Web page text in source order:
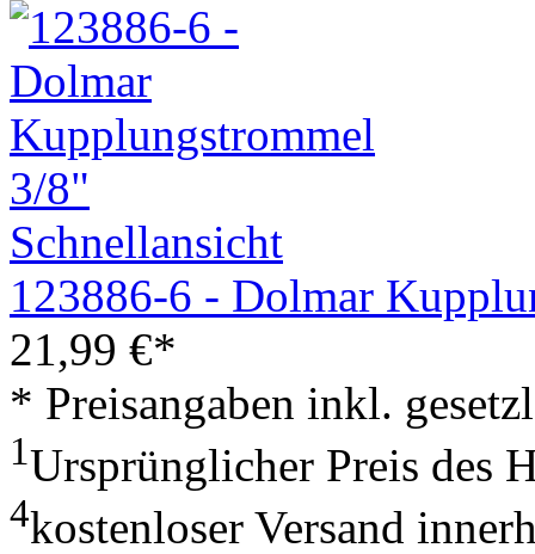
Schnellansicht
123886-6 - Dolmar
21,99 €*
* Preisangaben inkl.
1Ursprünglicher Preis des
4kostenloser Versand